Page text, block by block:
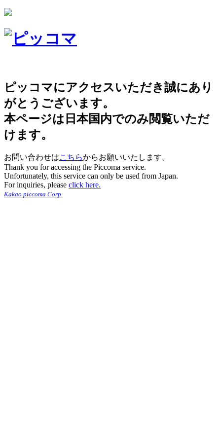
ピッコマにアクセスいただき誠にあり
がとうございます。
本ページは日本国内でのみ閲覧いただ
けます。
お問い合わせはこちらからお願いいたします。
Thank you for accessing the Piccoma service.
Unfortunately, this service can only be used from Japan.
For inquiries, please click here.
Kakao piccoma Corp.